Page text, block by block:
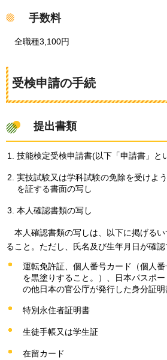
手数料
全職種3,100円
受検申請の手続
提出書類
技能検定受検申請書(以下「申請書」と
実技試験又は学科試験の免除を受けよ
を証する書面の写し
本人確認書類の写し
本人確認書類の写しは、以下に掲げる
ること。ただし、氏名及び生年月日が確認
運転免許証、個人番号カード（個人
を黒塗りすること。）、日本パスポ
の他日本の官公庁が発行した身分証明
特別永住者証明書
生徒手帳又は学生証
在留カード